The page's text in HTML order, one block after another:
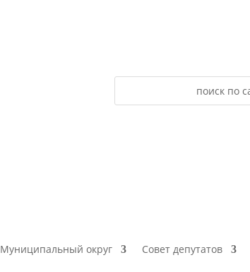
Муниципальный округ Совет депутатов